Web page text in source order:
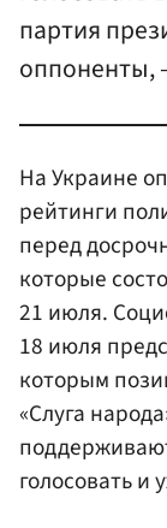
партия
оппоненты,
На Украине
рейтинги
перед
которые
21 июля.
18 июля
которым
«Слуга
голосовать и